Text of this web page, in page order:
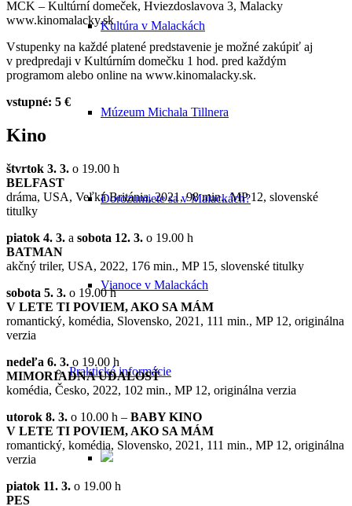
Kultúra v Malackách
Múzeum Michala Tillnera
Dorozumiete sa v Malackách?
Vianoce v Malackách
Praktické informácie
MCK – Kultúrní domeček, Hviezdoslavova 3, Malacky
www.kinomalacky.sk
Vstupenky na každé platené predstavenie je možné zakúpiť aj
v predpredaji v Kultúrním domečku 1 hod. pred každým
programom alebo online na www.kinomalacky.sk.
vstupné: 5 €
Kino
štvrtok 3. 3. o 19.00 h
BELFAST
dráma, USA, Veľká Británia, 2021, 98 min., MP 12, slovenské
titulky
piatok 4. 3. a sobota 12. 3. o 19.00 h
BATMAN
akčný triler, USA, 2022, 176 min., MP 15, slovenské titulky
sobota 5. 3. o 19.00 h
V LETE TI POVIEM, AKO SA MÁM
romantický, komédia, Slovensko, 2021, 111 min., MP 12, originálna
verzia
nedeľa 6. 3. o 19.00 h
MIMORIADNA UDALOSŤ
komédia, Česko, 2022, 102 min., MP 12, originálna verzia
utorok 8. 3. o 10.00 h – BABY KINO
V LETE TI POVIEM, AKO SA MÁM
romantický, komédia, Slovensko, 2021, 111 min., MP 12, originálna
verzia
piatok 11. 3. o 19.00 h
PES